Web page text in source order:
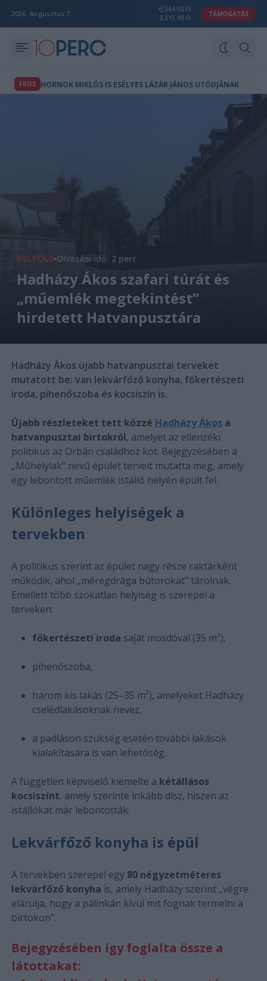
2026. Augusztus 7.
364.50 Ft
315.99 Ft
TÁMOGATÁS
FRISS HORNOK MIKLÓS IS ESÉLYES LÁZÁR JÁNOS UTÓDJÁNAK
BELFÖLD Olvasási idő: 2 perc
Hadházy Ákos szafari túrát és
„műemlék megtekintést”
hirdetett Hatvanpusztára
Hadházy Ákos újabb hatvanpusztai terveket
mutatott be: van lekvárfőző konyha, főkertészeti
iroda, pihenőszoba és kocsiszín is.
Újabb részleteket tett közzé Hadházy Ákosa
hatvanpusztai birtokról, amelyet az ellenzéki
politikus az Orbán családhoz köt. Bejegyzésében a
„Műhelylak” nevű épület terveit mutatta meg, amely
egy lebontott műemlék istálló helyén épült fel.
Különleges helyiségek a
tervekben
A politikus szerint az épület nagy része raktárként
működik, ahol „méregdrága bútorokat” tárolnak.
Emellett több szokatlan helyiség is szerepel a
terveken:
főkertészeti iroda saját mosdóval (35 m²),
pihenőszoba,
három kis lakás (25–35 m²), amelyeket Hadházy
cselédlakásoknak nevez,
a padláson szükség esetén további lakások
kialakítására is van lehetőség.
A független képviselő kiemelte a kétállásos
kocsiszínt, amely szerinte inkább dísz, hiszen az
istállókat már lebontották.
Lekvárfőző konyha is épül
A tervekben szerepel egy 80 négyzetméteres
lekvárfőző konyha is, amely Hadházy szerint „végre
elárulja, hogy a pálinkán kívül mit fognak termelni a
birtokon”.
Bejegyzésében így foglalta össze a
látottakat: